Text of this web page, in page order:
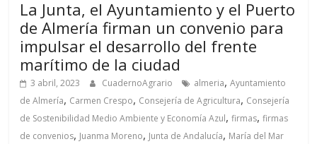
La Junta, el Ayuntamiento y el Puerto
de Almería firman un convenio para
impulsar el desarrollo del frente
marítimo de la ciudad
3 abril, 2023 CuadernoAgrario almeria,Ayuntamiento
de Almería, Carmen Crespo, Consejería de Agricultura, Consejería
de Sostenibilidad Medio Ambiente y Economía Azul,firmas,firmas
de convenios, Juanma Moreno, Junta de Andalucía, María del Mar